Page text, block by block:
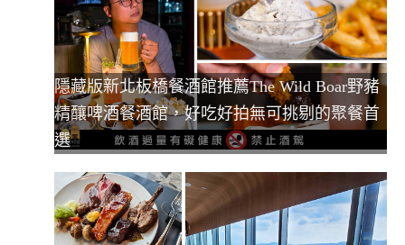
隱藏版新北板橋餐酒館推薦The Wild Boar野豬
精釀啤酒餐酒館，好吃好拍無可挑剔的聚餐首
選